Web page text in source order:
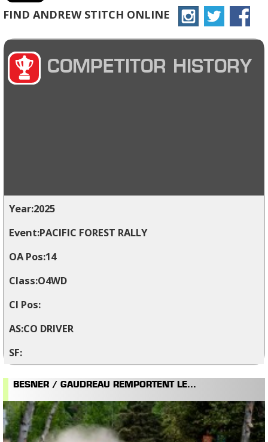
FIND ANDREW STITCH ONLINE
COMPETITOR HISTORY
2025
PACIFIC FOREST RALLY
14
O4WD
CO DRIVER
BESNER / GAUDREAU REMPORTENT LE...